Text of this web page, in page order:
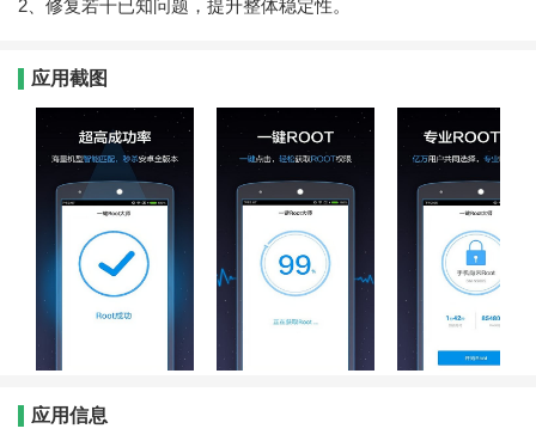
2、修复若干已知问题，提升整体稳定性。
应用截图
应用信息